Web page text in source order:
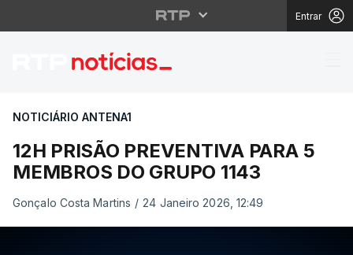
Entrar
12H PRISÃO
NOTICIÁRIO ANTENA1
12H PRISÃO PREVENTIVA PARA 5
MEMBROS DO GRUPO 1143
Gonçalo Costa Martins / 24 Janeiro 2026, 12:49